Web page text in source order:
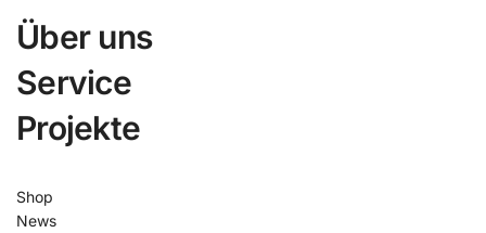
Über uns
Service
Projekte
Shop
News